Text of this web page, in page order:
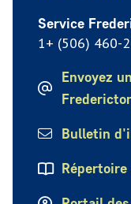
Service
1+ (506) 460-
Envoyez
Bulletin